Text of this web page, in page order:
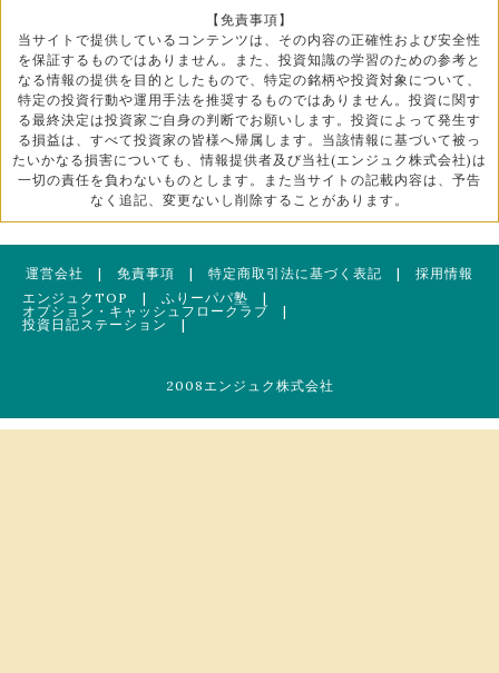
【免責事項】
当サイトで提供しているコンテンツは、その内容の正確性および安全性
を保証するものではありません。また、投資知識の学習のための参考と
なる情報の提供を目的としたもので、特定の銘柄や投資対象について、
特定の投資行動や運用手法を推奨するものではありません。投資に関す
る最終決定は投資家ご自身の判断でお願いします。投資によって発生す
る損益は、すべて投資家の皆様へ帰属します。当該情報に基づいて被っ
たいかなる損害についても、情報提供者及び当社(エンジュク株式会社)は
一切の責任を負わないものとします。また当サイトの記載内容は、予告
なく追記、変更ないし削除することがあります。
運営会社 | 免責事項 | 特定商取引法に基づく表記 | 採用情報
エンジュクTOP
| ふりーパパ塾 |
オプション・キャッシュフロークラブ |
投資日記ステーション
|
2008エンジュク株式会社